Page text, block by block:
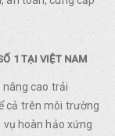
1 TẠI VIỆT NAM
cao trải
cả trên môi trường
hoàn hảo xứng